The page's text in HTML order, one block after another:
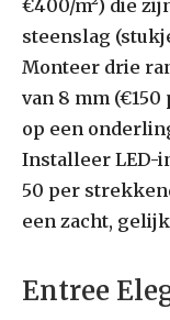
€400/m²) die
steenslag
Monteer drie
van 8 mm
op een
Installeer LED-
50 per
een zacht,
Entree